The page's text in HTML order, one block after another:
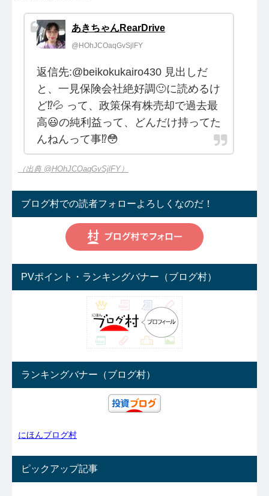
あきちゃんRearDrive
@HOhJCOaqGvSjlFY
返信先:@beikokukairo430 見出しだ
と、一見保険会社絶好調🙂に読めるけ
ど⁉️💦 って、政策保有株売却で過去最
高😃の純利益って、どんだけ持ってた
んねんって事⁉️😳
（出典 @HOhJCOaqGvSjlFY）
ブログ村での読者フォローよろしくなのだ！
PVポイント・ランキングバナー（ブログ村）
ランキングバナー（ブログ村）
にほんブログ村
ピックアップ記事